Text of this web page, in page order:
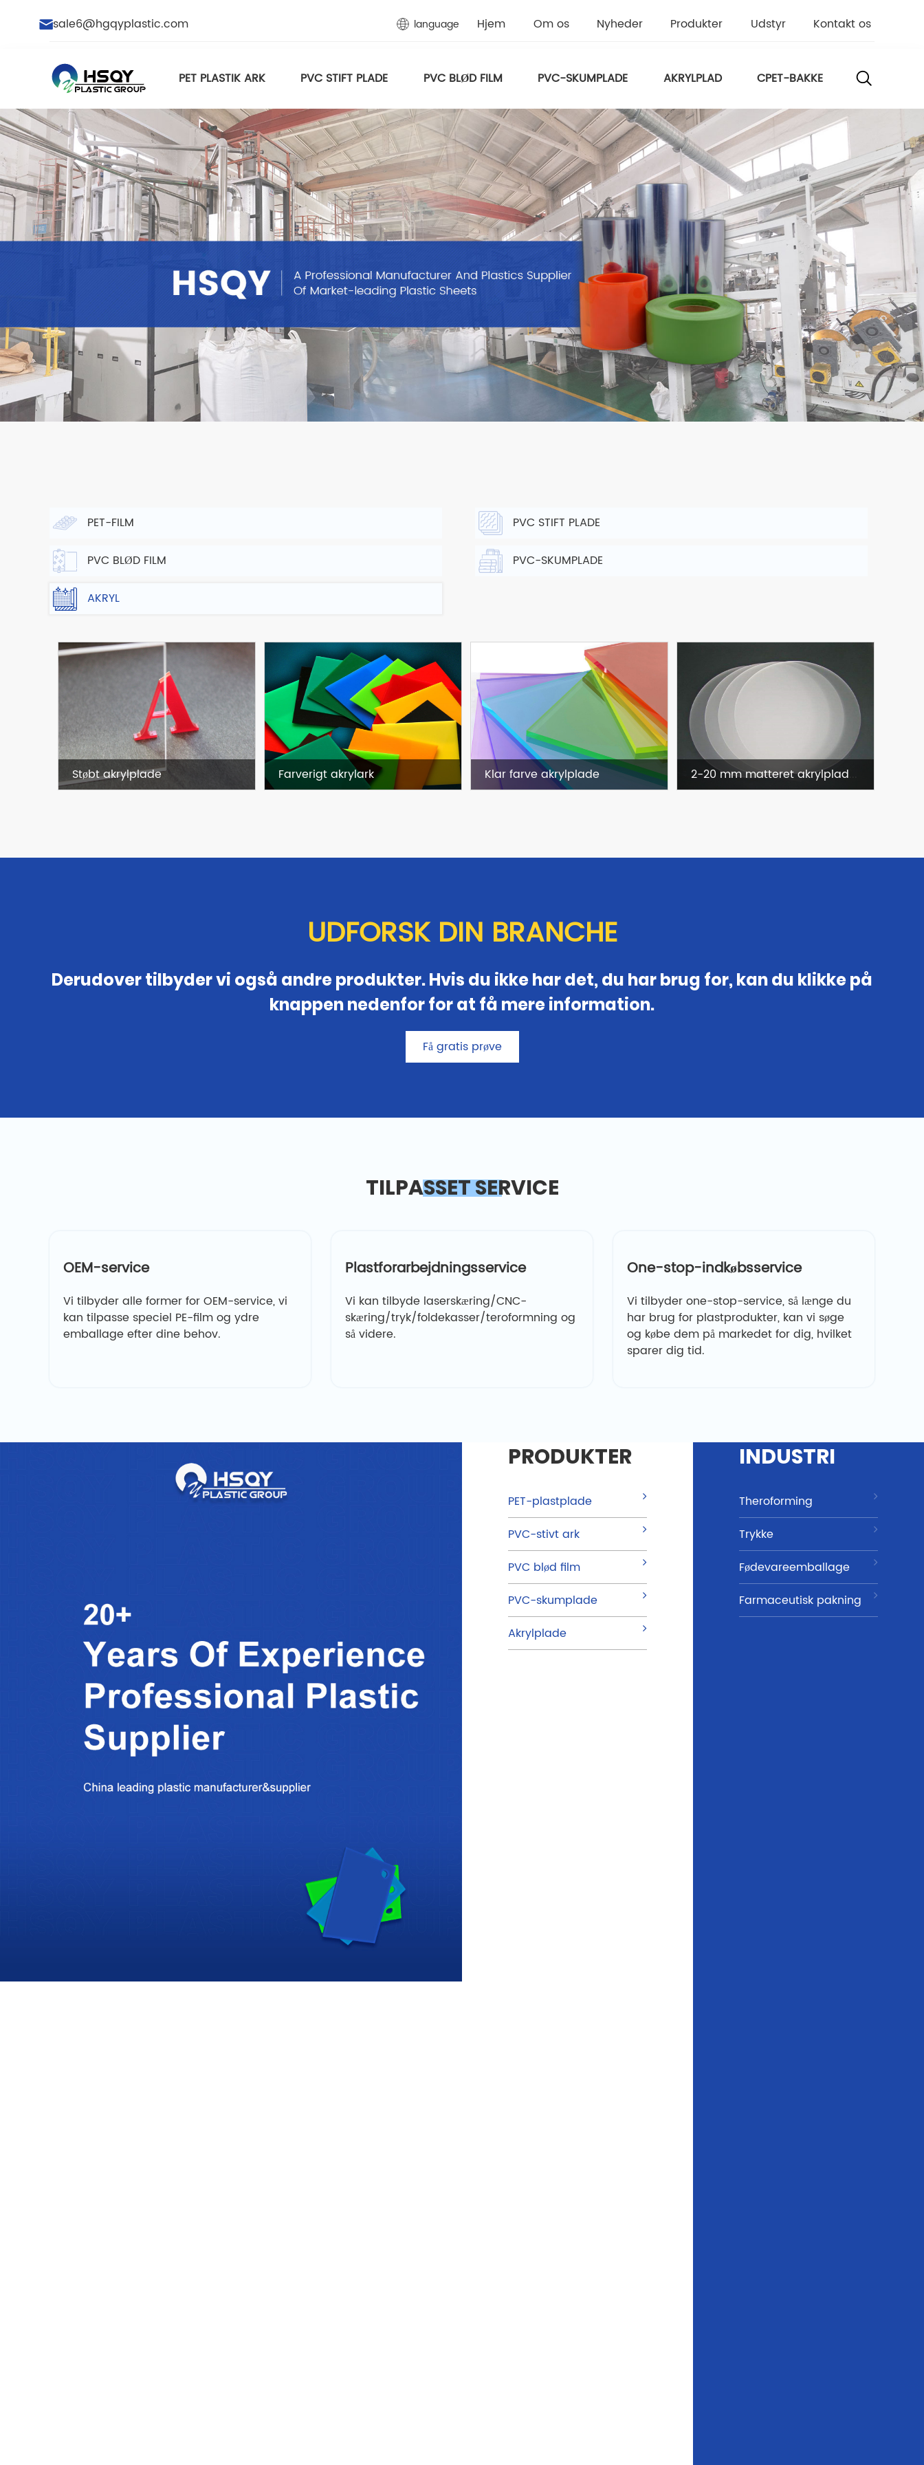
sale6@hgqyplastic.com language Hjem Om os Nyheder Produkter Udstyr Kontakt os
PET PLASTIK ARK PVC STIFT PLADE PVC BLØD FILM PVC-SKUMPLADE AKRYLPLAD CPET-BAKKE
PET-FILM PVC STIFT PLADE
PVC BLØD FILM PVC-SKUMPLADE
AKRYL
Støbt akrylplade Farverigt akrylark Klar farve akrylplade
UDFORSK DIN BRANCHE
Derudover tilbyder vi også andre produkter. Hvis du ikke har det, du har brug for, kan du klikke på
knappen nedenfor for at få mere information.
Få gratis prøve
TILPASSET SERVICE
OEM-service
Vi tilbyder alle former for OEM-service, vi
kan tilpasse speciel PE-film og ydre
emballage efter dine behov.
Plastforarbejdningsservice
Vi kan tilbyde laserskæring/CNC-
skæring/tryk/foldekasser/teroformning og
så videre.
One-stop-indkøbsservice
Vi tilbyder one-stop-service, så længe du
har brug for plastprodukter, kan vi søge
og købe dem på markedet for dig, hvilket
sparer dig tid.
PRODUKTER
PET-plastplade
PVC-stivt ark
PVC blød film
PVC-skumplade
Akrylplade
INDUSTRI
Theroforming
Trykke
Fødevareemballage
Farmaceutisk pakning